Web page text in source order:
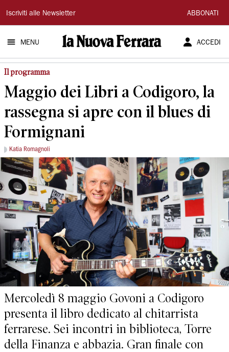
La
Nuova
Ferrara
Iscriviti alle Newsletter ABBONATI
MENU ACCEDI
Il programma
Maggio dei Libri a Codigoro, la
rassegna si apre con il blues di
Formignani
Katia Romagnoli
Mercoledì 8 maggio Govoni a Codigoro
presenta il libro dedicato al chitarrista
ferrarese. Sei incontri in biblioteca, Torre
della Finanza e abbazia. Gran finale con